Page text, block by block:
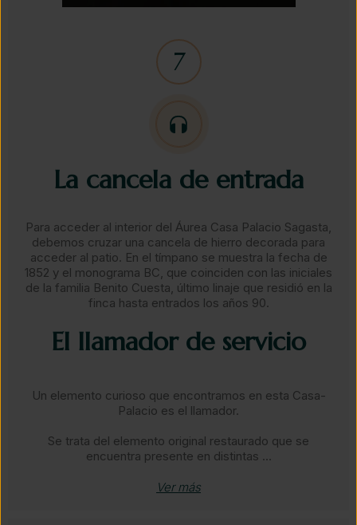
La cancela de entrada​
Para acceder al interior del Áurea Casa Palacio Sagasta,
debemos cruzar una cancela de hierro decorada para
acceder al patio. En el tímpano se muestra la fecha de
1852 y el monograma BC, que coinciden con las iniciales
de la familia Benito Cuesta, último linaje que residió en la
finca hasta entrados los años 90.​
El llamador de servicio​
Un elemento curioso que encontramos en esta Casa-
Palacio es el llamador.
Se trata del elemento original restaurado que se
encuentra presente en distintas ...
Ver más